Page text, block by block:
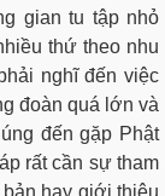
gian tu tập nhỏ
thứ theo nhu
nghĩ đến việc
đoàn quá lớn và
đến gặp Phật
rất cần sự tham
hay giới thiệu